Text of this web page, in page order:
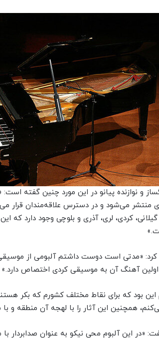
و نوازنده پیانو در این مورد چنین گفته است:
کردی، لری، آذری و بلوچی وجود دارد که
کرد: «مدتی است دوست داشتم آلبومی از
آهنگ آن به موسیقی کردی اختصاص دارد.»
این بود که برای نقاط مختلف کشورم که بکر
همچنین این آثار را با لهجه آن منطقه و با
«در این آلبوم محی نیکو به عنوان